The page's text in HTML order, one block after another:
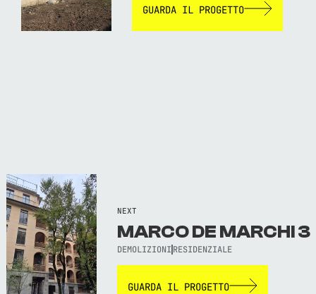
GUARDA IL PROGETTO
NEXT
MARCO DE MARCHI 3
DEMOLIZIONI RESIDENZIALE
GUARDA IL PROGETTO